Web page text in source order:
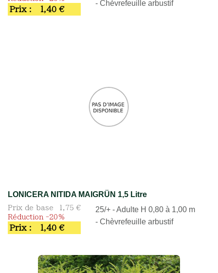
Prix : 1,40 €
- Chèvrefeuille arbustif
LONICERA NITIDA MAIGRÜN 1,5 Litre
Prix de base
1,75 €
Réduction -20%
Prix : 1,40 €
25/+ - Adulte H 0,80 à 1,00 m
- Chèvrefeuille arbustif